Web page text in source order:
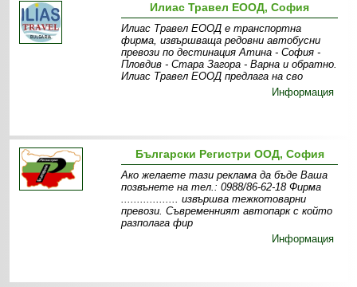
Илиас Травел ЕООД, София
Илиас Травел ЕООД е транспортна
фирма, извършваща редовни автобусни
превози по дестинация Атина - София -
Пловдив - Стара Загора - Варна и обратно.
Илиас Травел ЕООД предлага на сво
Информация
Български Регистри ООД, София
Ако желаете тази реклама да бъде Ваша
позвънете на тел.: 0988/86-62-18 Фирма
.................. извършва тежкотоварни
превози. Съвременният автопарк с който
разполага фир
Информация